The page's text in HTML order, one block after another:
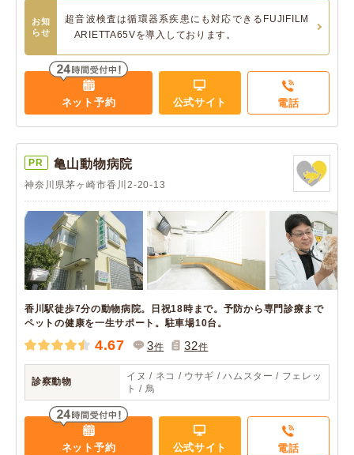
お知
らせ
超音波検査は循環器系疾患にも対応できるFUJIFILM
ARIETTA65Vを導入しております。
ネット予約 公式サイト 電話
PR 亀山動物病院
神奈川県茅ヶ崎市香川2-20-13
香川駅徒歩7分の動物病院。日祝18時まで。予防から専門診療まで
ペットの健康を一生サポート。駐車場10台。
4.67 3件 32件
診察動物
イヌ / ネコ / ウサギ / ハムスター / フェレッ
ト / 鳥
ネット予約 公式サイト 電話